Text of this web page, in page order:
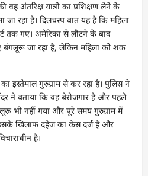
अंतरिक्ष यात्री का प्रशिक्षण लेने के
जा रहा है। दिलचस्प बात यह है कि महिला
तक गए। अमेरिका से लौटने के बाद
बंगलूरू जा रहा है, लेकिन महिला को शक
इस्तेमाल गुरुग्राम से कर रहा है। पुलिस ने
ने बताया कि वह बेरोजगार है और पहले
भी नहीं गया और पूरे समय गुरुग्राम में
उसके खिलाफ दहेज का केस दर्ज है और
है।